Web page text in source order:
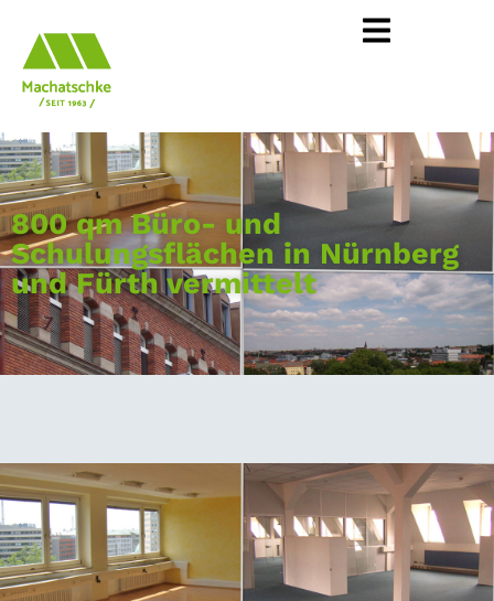
800 qm Büro- und
Schulungsflächen in Nürnberg
und Fürth vermittelt